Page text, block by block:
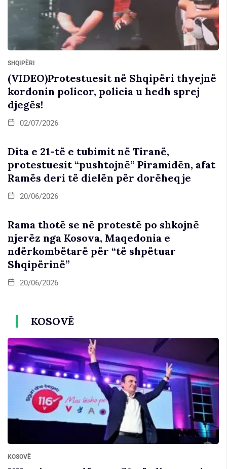
SHQIPËRI
(VIDEO)Protestuesit në Shqipëri thyejnë
kordonin policor, policia u hedh sprej
djegës!
02/07/2026
Dita e 21-të e tubimit në Tiranë,
protestuesit “pushtojnë” Piramidën, afat
Ramës deri të dielën për dorëheqje
20/06/2026
Rama thotë se në protestë po shkojnë
njerëz nga Kosova, Maqedonia e
ndërkombëtarë për “të shpëtuar
Shqipërinë”
20/06/2026
KOSOVË
KOSOVË